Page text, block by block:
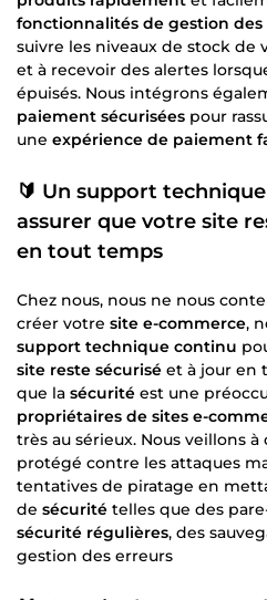
fonctionnalités de gestion des
suivre les niveaux de stock de
et à recevoir des alertes
épuisés. Nous intégrons
paiement sécurisées pour
une expérience de paiement
🔰 Un support
assurer que votre site
en tout temps
Chez nous, nous ne nous
créer votre site e-commerce,
support technique continu
site reste sécurisé et à jour en
que la sécurité est une
propriétaires de sites e-
très au sérieux. Nous veillons à
protégé contre les attaques
tentatives de piratage en
de sécurité telles que des
sécurité régulières, des
gestion des erreurs